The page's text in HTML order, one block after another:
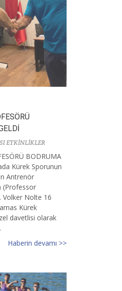
ETKİNLİKLER
BODRUMA
Kürek Sporunun
Antrenör
(Professor
Volker Nolte 16
Kürek
davetlisi olarak
Haberin devamı >>